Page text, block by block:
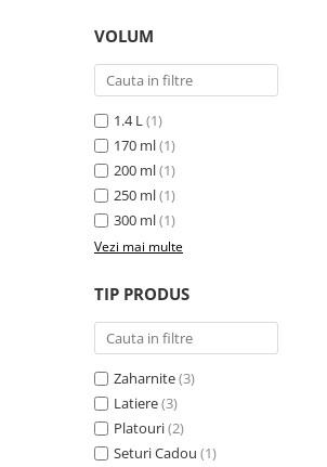
Colectia Blue Spring
VOLUM
1.4 L(1)
170 ml(1)
200 ml(1)
250 ml(1)
300 ml(1)
Vezi mai multe
TIP PRODUS
Zaharnite(3)
Latiere(3)
Platouri(2)
Seturi Cadou (1)